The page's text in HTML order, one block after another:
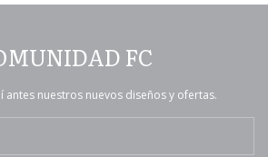
FC
antes nuestros nuevos diseños y ofertas.